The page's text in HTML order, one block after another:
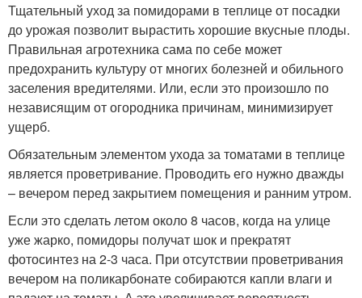
Тщательный уход за помидорами в теплице от посадки
до урожая позволит вырастить хорошие вкусные плоды.
Правильная агротехника сама по себе может
предохранить культуру от многих болезней и обильного
заселения вредителями. Или, если это произошло по
независящим от огородника причинам, минимизирует
ущерб.
Обязательным элементом ухода за томатами в теплице
является проветривание. Проводить его нужно дважды
– вечером перед закрытием помещения и ранним утром.
Если это сделать летом около 8 часов, когда на улице
уже жарко, помидоры получат шок и прекратят
фотосинтез на 2-3 часа. При отсутствии проветривания
вечером на поликарбонате собираются капли влаги и